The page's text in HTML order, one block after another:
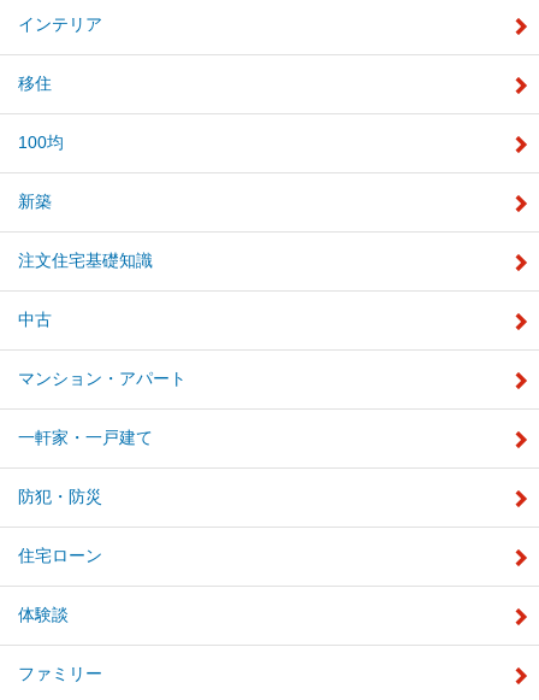
インテリア
移住
100均
新築
注文住宅基礎知識
中古
マンション・アパート
一軒家・一戸建て
防犯・防災
住宅ローン
体験談
ファミリー